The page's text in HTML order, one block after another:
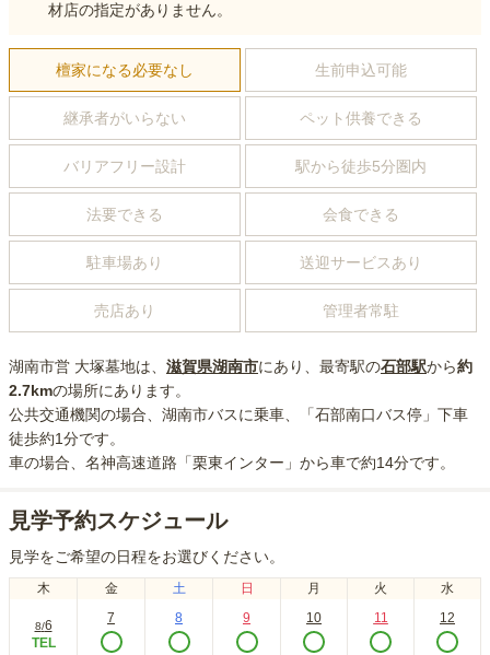
材店の指定がありません。
檀家になる必要なし 生前申込可能
継承者がいらない ペット供養できる
バリアフリー設計 駅から徒歩5分圏内
法要できる 会食できる
駐車場あり 送迎サービスあり
売店あり 管理者常駐
湖南市営 大塚墓地は、 滋賀県湖南市にあり 、最寄駅の石部駅から約
2.7kmの場所にあり ます。
公共交通機関の場合 、湖南市バスに乗車、「石部南口バス停」下車
徒歩約1分です。
車の場合 、名神高速道路「栗東インター」から車で約14分です。
見学予約スケジュール
見学をご希望の日程をお選びください。
木 金 土 日 月 火 水
8/6
TEL
7 8 9 10 11 12